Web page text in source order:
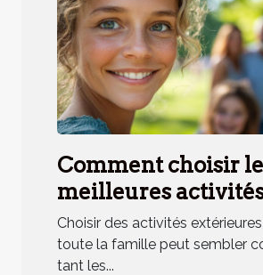
Comment choisir
meilleures
extérieures pour
famille ?
Choisir des activités
toute la famille peut sembler
tant les...